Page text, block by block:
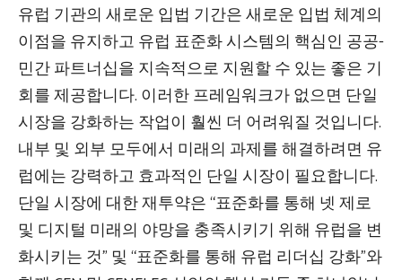
유럽 ​​기관의 새로운 입법 기간은 새로운 입법 체계의
이점을 유지하고 유럽 표준화 시스템의 핵심인 공공-
민간 파트너십을 지속적으로 지원할 수 있는 좋은 기
회를 제공합니다. 이러한 프레임워크가 없으면 단일
시장을 강화하는 작업이 훨씬 더 어려워질 것입니다.
내부 및 외부 모두에서 미래의 과제를 해결하려면 유
럽에는 강력하고 효과적인 단일 시장이 필요합니다.
단일 시장에 대한 재투약은 “표준화를 통해 넷 제로
및 디지털 미래의 야망을 충족시키기 위해 유럽을 변
화시키는 것” 및 “표준화를 통해 유럽 리더십 강화”와